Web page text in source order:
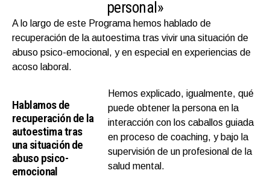
personal»
A lo largo de este Programa hemos hablado de
recuperación de la autoestima tras vivir una situación de
abuso psico-emocional, y en especial en experiencias de
acoso laboral.
Hablamos de
recuperación de la
autoestima tras
una situación de
abuso psico-
emocional
Hemos explicado, igualmente, qué
puede obtener la persona en la
interacción con los caballos guiada
en proceso de coaching, y bajo la
supervisión de un profesional de la
salud mental.